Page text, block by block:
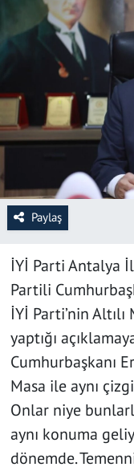
Paylaş
İYİ Parti Antalya
Partili
İYİ Parti’nin
yaptığı
Cumhurbaşkanı
Masa ile aynı
Onlar niye
aynı konuma
dönemde.
KÜLTÜR SANAT
EĞİTİM